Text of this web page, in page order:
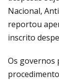
Nacional,
reportou
inscrito
Os governos